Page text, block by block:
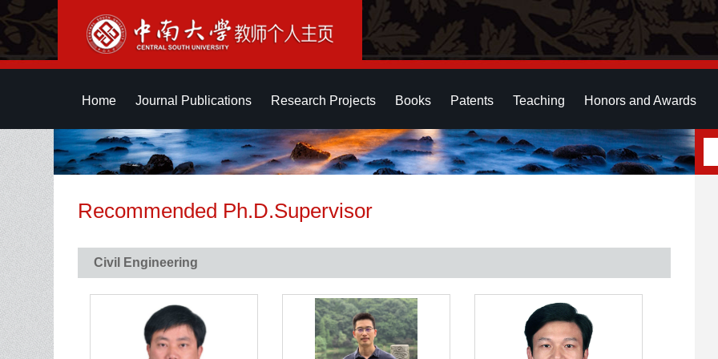
Home Journal Publications Research Projects Books Patents Teaching Honors and Awards
Recommended Ph.D.Supervisor
Civil Engineering